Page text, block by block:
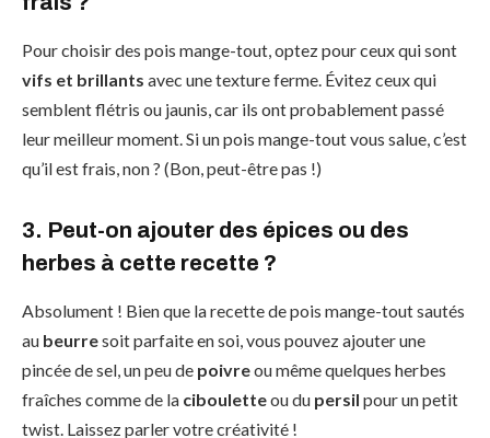
Pour choisir des pois mange-tout, optez pour ceux qui sont
vifs et brillants avec une texture ferme. Évitez ceux qui
semblent flétris ou jaunis, car ils ont probablement passé
leur meilleur moment. Si un pois mange-tout vous salue, c’est
qu’il est frais, non ? (Bon, peut-être pas !)
3. Peut-on ajouter des épices ou des
herbes à cette recette ?
Absolument ! Bien que la recette de pois mange-tout sautés
au beurresoit parfaite en soi, vous pouvez ajouter une
pincée de sel, un peu de poivreou même quelques herbes
fraîches comme de la cibouletteou du persil pour un petit
twist. Laissez parler votre créativité !